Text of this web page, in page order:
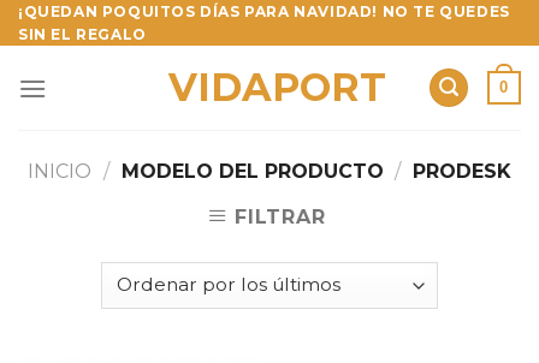
Skip
to
¡QUEDAN POQUITOS DÍAS PARA NAVIDAD! NO TE QUEDES
SIN EL REGALO
VIDAPORT 0
INICIO / MODELO DEL PRODUCTO / PRODESK
FILTRAR